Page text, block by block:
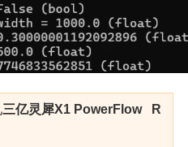
三亿灵犀X1 PowerFlow R